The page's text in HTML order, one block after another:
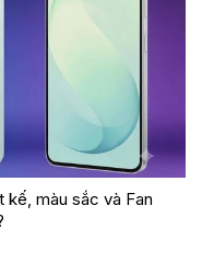
kế, màu sắc và Fan